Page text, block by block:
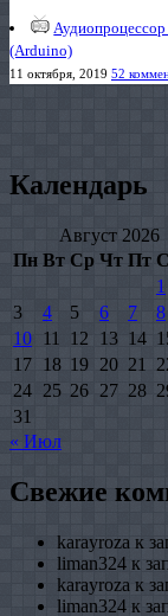
(Arduino)
11 октября, 2019 52
Календарь
Август 2026
Пн Вт Ср Чт Пт
1
3
4 5 6 7 8
10 11 12 13 14
17
18 19 20 21
24 25 26 27 28
31
« Июл
Свежие
karayroza к
liman324 к
karayroza к
liman324 к